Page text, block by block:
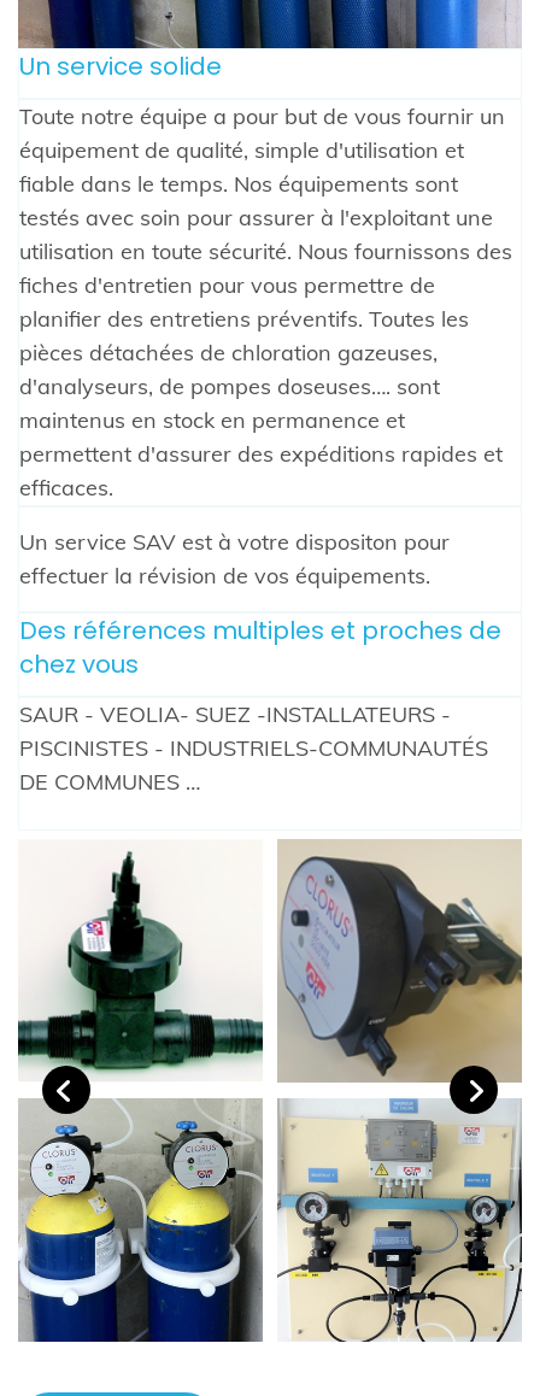
Un service solide
Toute notre équipe a pour but de vous fournir un
équipement de qualité, simple d'utilisation et
fiable dans le temps. Nos équipements sont
testés avec soin pour assurer à l'exploitant une
utilisation en toute sécurité. Nous fournissons des
fiches d'entretien pour vous permettre de
planifier des entretiens préventifs. Toutes les
pièces détachées de chloration gazeuses,
d'analyseurs, de pompes doseuses…. sont
maintenus en stock en permanence et
permettent d'assurer des expéditions rapides et
efficaces.
Un service SAV est à votre dispositon pour
effectuer la révision de vos équipements.
Des références multiples et proches de
chez vous
SAUR - VEOLIA- SUEZ -INSTALLATEURS -
PISCINISTES - INDUSTRIELS-COMMUNAUTÉS
DE COMMUNES …